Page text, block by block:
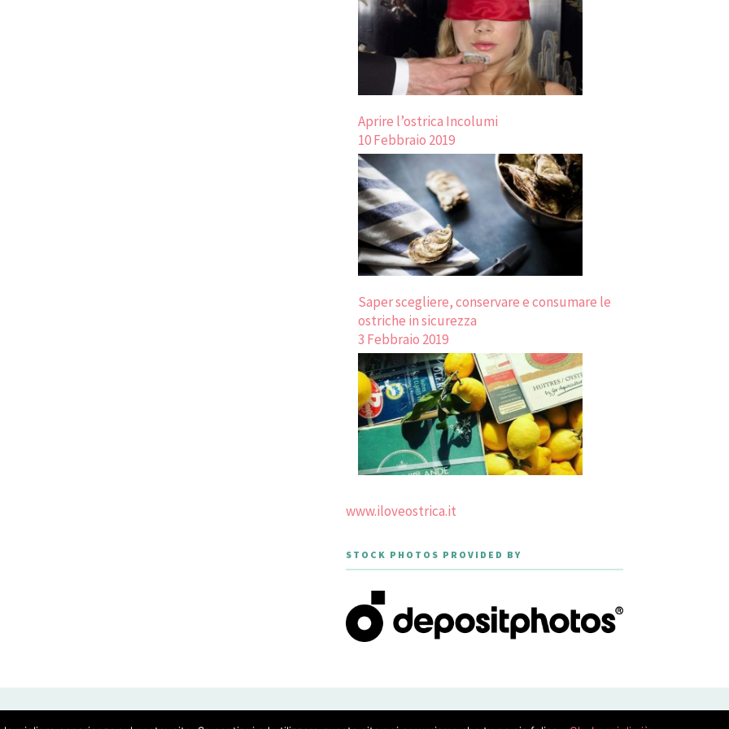
Aprire l’ostrica Incolumi
10 Febbraio 2019
Saper scegliere, conservare e consumare le
ostriche in sicurezza
3 Febbraio 2019
www.iloveostrica.it
STOCK PHOTOS PROVIDED BY